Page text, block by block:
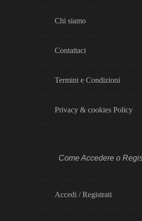
Chi siamo
Contattaci
Termini e Condizioni
Privacy & cookies Policy​
Come Accedere o
Accedi / Registrati